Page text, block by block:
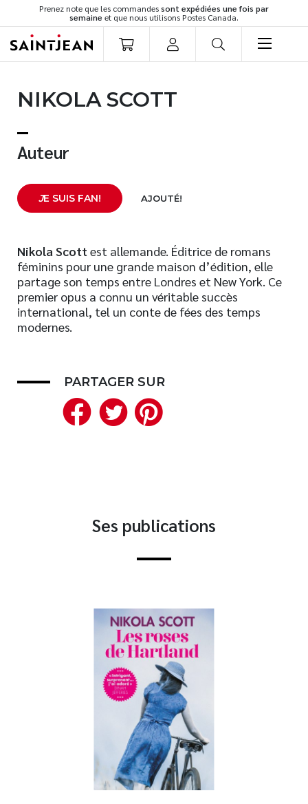
Prenez note que les commandessont expédiées une fois par
semaine et que nous utilisons Postes Canada.
Romans
Développement personnel
Spiritualité
Famille
Témoignages
Vie pratique
Finances
Nouveautés
Meilleurs vendeurs
Page vedette
NIKOLA SCOTT
Auteur
JE SUIS FAN! AJOUTÉ!
Nikola Scottest allemande. Éditrice de romans
féminins pour une grande maison d’édition, elle
partage son temps entre Londres et New York. Ce
premier opus a connu un véritable succès
international, tel un conte de fées des temps
modernes.
PARTAGER SUR
Facebook
Twitter
Ses publications